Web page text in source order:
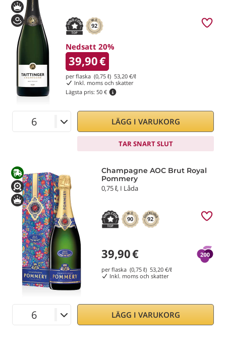
92
Nedsatt 20%
39,90€
per flaska (0,75 ℓ) 53,20 €/ℓ
Inkl. moms och skatter
Lägsta pris: 50 €
LÄGG I VARUKORG
TAR SNART SLUT
Champagne AOC Brut Royal
Pommery
0,75 ℓ, I Låda
90 92
39,90€
per flaska (0,75 ℓ) 53,20€/ℓ
Inkl. moms och skatter
LÄGG I VARUKORG